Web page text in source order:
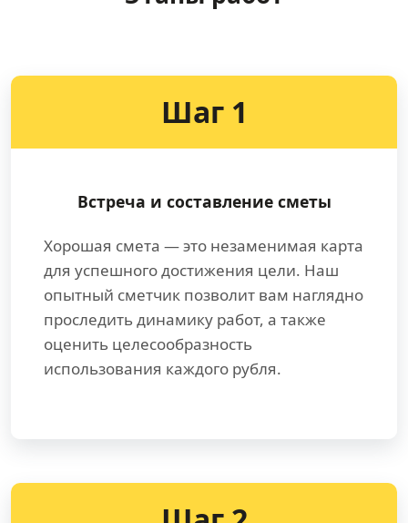
Шаг 1
Встреча и составление сметы
Хорошая смета — это незаменимая карта
для успешного достижения цели. Наш
опытный сметчик позволит вам наглядно
проследить динамику работ, а также
оценить целесообразность
использования каждого рубля.